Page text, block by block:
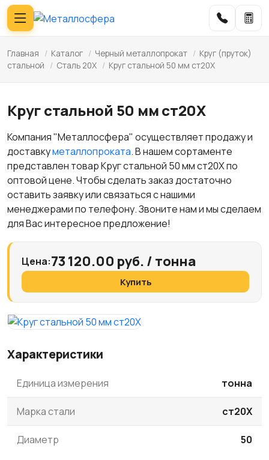
Главная / Каталог / Черный металлопрокат / Круг (пруток)
стальной
/ Сталь 20Х / Круг стальной 50 мм ст20Х
Круг стальной 50 мм ст20Х
Компания "Металлосфера" осуществляет продажу и
доставкуметаллопроката. В нашем сортаменте
представлен товар Круг стальной 50 мм ст20Х по
оптовой цене. Чтобы сделать заказ достаточно
оставить заявку или связаться с нашими
менеджерами по телефону. Звоните нам и мы сделаем
для Вас интересное предложение!
Цена:73 120.00 руб. / тонна
Купить
Характеристики
Единица измерения тонна
Марка стали ст20Х
Диаметр 50